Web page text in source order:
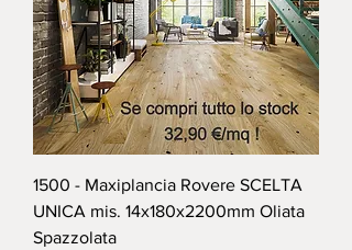
1500 - Maxiplancia Rovere SCELTA
UNICA mis. 14x180x2200mm Oliata
Spazzolata